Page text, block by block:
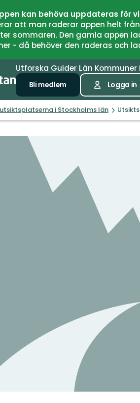
kan behöva uppdateras för
att man raderar appen helt
sommaren. Den gamla
- då behöver den raderas och
Utforska Guider Län Kommuner
Bli medlem Logga in
i Stockholms län